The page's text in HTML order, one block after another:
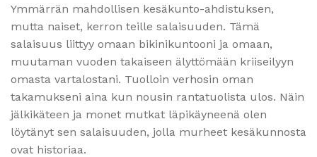
Ymmärrän mahdollisen kesäkunto-ahdistuksen,
mutta naiset, kerron teille salaisuuden. Tämä
salaisuus liittyy omaan bikinikuntooni ja omaan,
muutaman vuoden takaiseen älyttömään kriiseilyyn
omasta vartalostani. Tuolloin verhosin oman
takamukseni aina kun nousin rantatuolista ulos. Näin
jälkikäteen ja monet mutkat läpikäyneenä olen
löytänyt sen salaisuuden, jolla murheet kesäkunnosta
ovat historiaa.